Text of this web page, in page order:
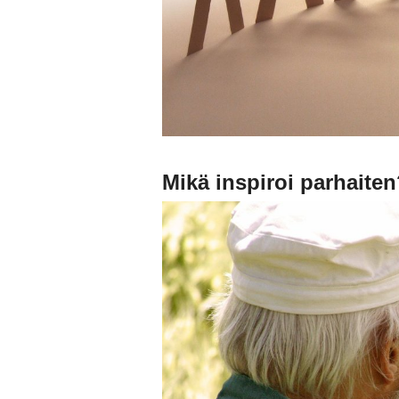
Mikä inspiroi